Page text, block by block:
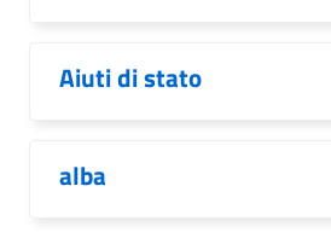
Aiuti di stato
alba